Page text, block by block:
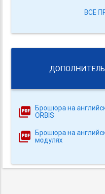
ВСЕ
Брошюра на
ORBIS
Брошюра на
модулях